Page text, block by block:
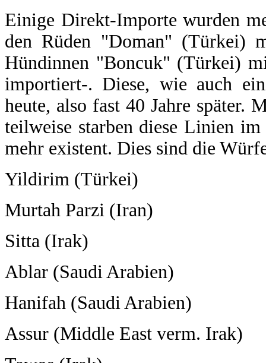
Einige Direkt-Importe wurden
den Rüden "Doman" (Türkei)
Hündinnen "Boncuk" (Türkei)
importiert-. Diese, wie auch
heute, also fast 40 Jahre später.
teilweise starben diese Linien
mehr existent. Dies sind die
Yildirim (Türkei)
Murtah Parzi (Iran)
Sitta (Irak)
Ablar (Saudi Arabien)
Hanifah (Saudi Arabien)
Assur (Middle East verm. Irak)